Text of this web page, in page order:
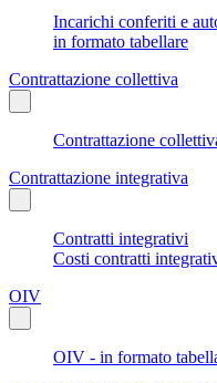
Incarichi conferiti e
in formato tabellare
Contrattazione collettiva
Contrattazione
Contrattazione integrativa
Contratti integrativi
Costi contratti
OIV
OIV - in formato